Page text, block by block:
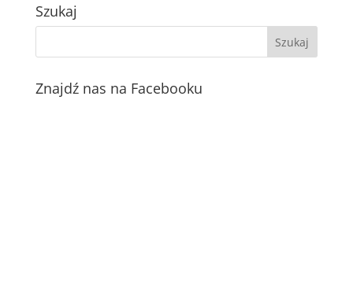
Szukaj
Znajdź nas na Facebooku